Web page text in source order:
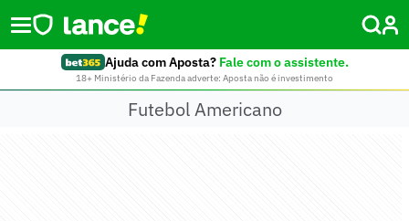
Ajuda com Aposta? Fale com o assistente.
18+ Ministério da Fazenda adverte: Aposta não é investimento
Futebol Americano